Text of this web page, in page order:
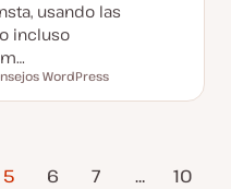
usando las
incluso
WordPress
5 6 7 …
10